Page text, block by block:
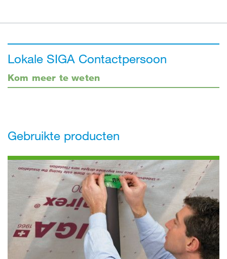
Lokale SIGA Contactpersoon
Kom meer te weten
Gebruikte producten